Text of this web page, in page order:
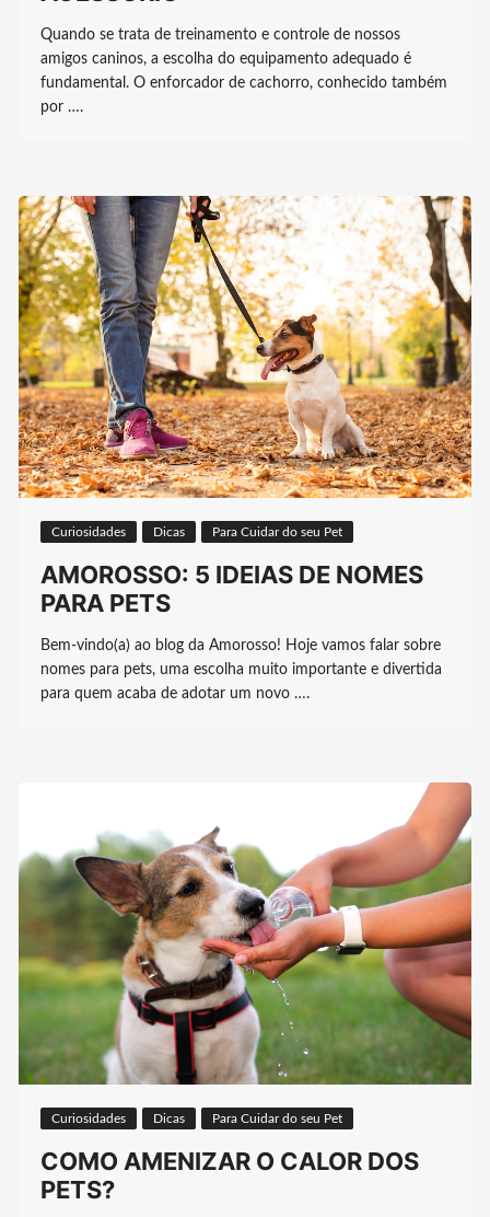
Quando se trata de treinamento e controle de nossos
amigos caninos, a escolha do equipamento adequado é
fundamental. O enforcador de cachorro, conhecido também
por ….
Curiosidades Dicas Para Cuidar do seu Pet
AMOROSSO: 5 IDEIAS DE NOMES
PARA PETS
Bem-vindo(a) ao blog da Amorosso! Hoje vamos falar sobre
nomes para pets, uma escolha muito importante e divertida
para quem acaba de adotar um novo ….
Curiosidades Dicas Para Cuidar do seu Pet
COMO AMENIZAR O CALOR DOS
PETS?